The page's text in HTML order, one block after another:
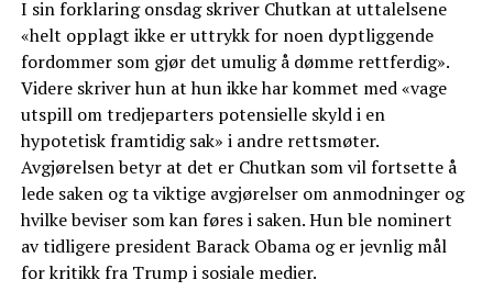
I sin forklaring onsdag skriver Chutkan at uttalelsene
«helt opplagt ikke er uttrykk for noen dyptliggende
fordommer som gjør det umulig å dømme rettferdig».
Videre skriver hun at hun ikke har kommet med «vage
utspill om tredjeparters potensielle skyld i en
hypotetisk framtidig sak» i andre rettsmøter.
Avgjørelsen betyr at det er Chutkan som vil fortsette å
lede saken og ta viktige avgjørelser om anmodninger og
hvilke beviser som kan føres i saken. Hun ble nominert
av tidligere president Barack Obama og er jevnlig mål
for kritikk fra Trump i sosiale medier.